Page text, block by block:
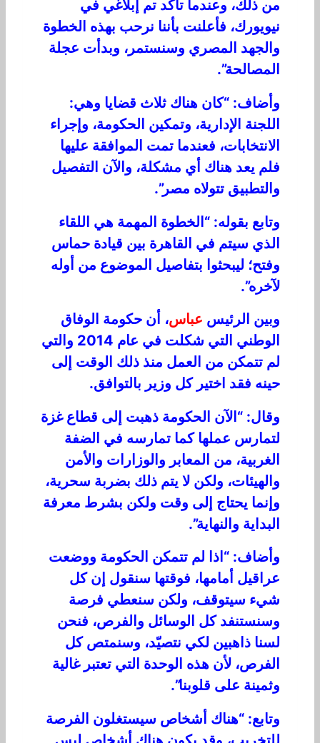
من ذلك، وعندما تأكد تم إبلاغي في
نيويورك، فأعلنت بأننا نرحب بهذه الخطوة
والجهد المصري وسنستمر، وبدأت عجلة
المصالحة”.
وأضاف: “كان هناك ثلاث قضايا وهي:
اللجنة الإدارية، وتمكين الحكومة، وإجراء
الانتخابات، فعندما تمت الموافقة عليها
فلم يعد هناك أي مشكلة، والآن التفصيل
والتطبيق تتولاه مصر”.
وتابع بقوله: “الخطوة المهمة هي اللقاء
الذي سيتم في القاهرة بين قيادة حماس
وفتح؛ ليبحثوا بتفاصيل الموضوع من أوله
لآخره”.
وبين الرئيس عباس، أن حكومة الوفاق
الوطني التي شكلت في عام 2014 والتي
لم تتمكن من العمل منذ ذلك الوقت إلى
حينه فقد اختير كل وزير بالتوافق.
وقال: “الآن الحكومة ذهبت إلى قطاع غزة
لتمارس عملها كما تمارسه في الضفة
الغربية، من المعابر والوزارات والأمن
والهيئات، ولكن لا يتم ذلك بضربة سحرية،
وإنما يحتاج إلى وقت ولكن بشرط معرفة
البداية والنهاية”.
وأضاف: “اذا لم تتمكن الحكومة ووضعت
عراقيل أمامها، فوقتها سنقول إن كل
شيء سيتوقف، ولكن سنعطي فرصة
وسنستنفد كل الوسائل والفرص، فنحن
لسنا ذاهبين لكي نتصيّد، وسنمتص كل
الفرص، لأن هذه الوحدة التي تعتبر غالية
وثمينة على قلوبنا”.
وتابع: “هناك أشخاص سيستغلون الفرصة